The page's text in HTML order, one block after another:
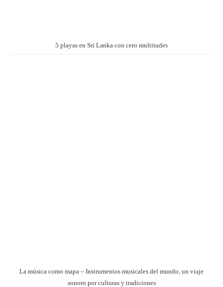
5 playas en Sri Lanka con cero multitudes
La música como mapa – Instrumentos musicales del mundo, un viaje
sonoro por culturas y tradiciones